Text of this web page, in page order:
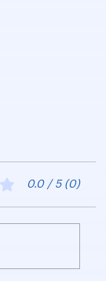
0.0 / 5 (0)